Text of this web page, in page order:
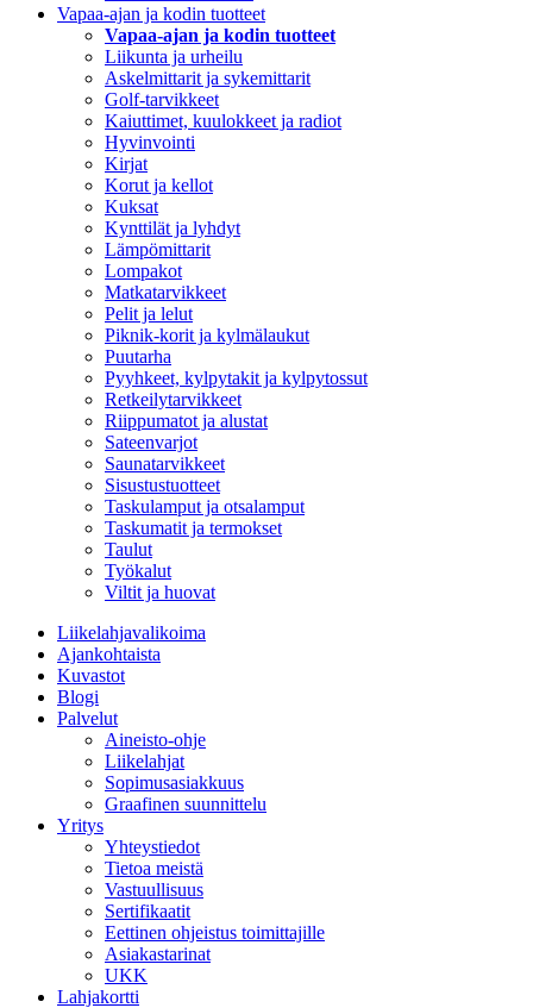
Vapaa-ajan ja kodin tuotteet
Vapaa-ajan ja kodin tuotteet
Liikunta ja urheilu
Askelmittarit ja sykemittarit
Golf-tarvikkeet
Kaiuttimet, kuulokkeet ja radiot
Hyvinvointi
Kirjat
Korut ja kellot
Kuksat
Kynttilät ja lyhdyt
Lämpömittarit
Lompakot
Matkatarvikkeet
Pelit ja lelut
Piknik-korit ja kylmälaukut
Puutarha
Pyyhkeet, kylpytakit ja kylpytossut
Retkeilytarvikkeet
Riippumatot ja alustat
Sateenvarjot
Saunatarvikkeet
Sisustustuotteet
Taskulamput ja otsalamput
Taskumatit ja termokset
Taulut
Työkalut
Viltit ja huovat
Liikelahjavalikoima
Ajankohtaista
Kuvastot
Blogi
Palvelut
Aineisto-ohje
Liikelahjat
Sopimusasiakkuus
Graafinen suunnittelu
Yritys
Yhteystiedot
Tietoa meistä
Vastuullisuus
Sertifikaatit
Eettinen ohjeistus toimittajille
Asiakastarinat
UKK
Lahjakortti